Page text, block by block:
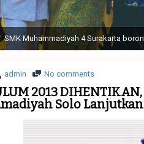
Tapak Suci Perguruan
48 || Pertunjukan bendera dan
admin No comments
2013
Solo Lanjutkan